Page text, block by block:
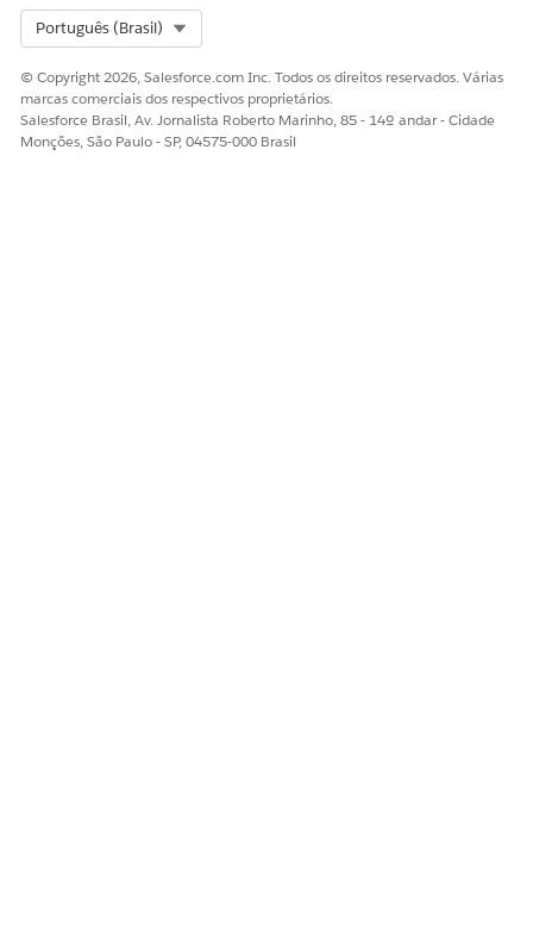
Português (Brasil)
© Copyright 2026, Salesforce.com Inc. Todos os direitos reservados. Várias
marcas comerciais dos respectivos proprietários.
Salesforce Brasil, Av. Jornalista Roberto Marinho, 85 - 14º andar - Cidade
Monções, São Paulo - SP, 04575-000 Brasil